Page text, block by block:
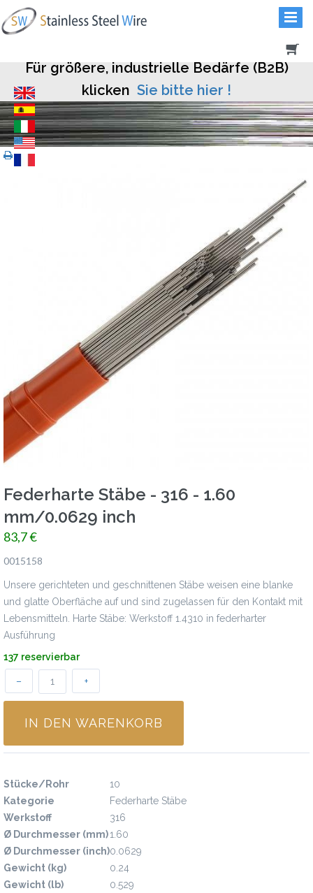
Für größere, industrielle Bedärfe (B2B)
klicken Sie bitte hier !
Federharte Stäbe - 316 - 1.60
mm/0.0629 inch
83,7 €
0015158
Unsere gerichteten und geschnittenen Stäbe weisen eine blanke
und glatte Oberfläche auf und sind zugelassen für den Kontakt mit
Lebensmitteln. Harte Stäbe: Werkstoff 1.4310 in federharter
Ausführung
137 reservierbar
– +
IN DEN WARENKORB
Stücke/Rohr
10
Kategorie
Federharte Stäbe
Werkstoff
316
Ø Durchmesser (mm)1.60
Ø Durchmesser (inch)0.0629
Gewicht (kg)
0.24
Gewicht (lb)
0.529